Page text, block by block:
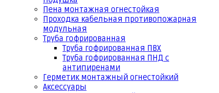
Пена монтажная огнестойкая
Проходка кабельная противопожарная
модульная
Труба гофрированная
Труба гофрированная ПВХ
Труба гофрированная ПНД с
антипиренами
Герметик монтажный огнестойкий
Аксессуары